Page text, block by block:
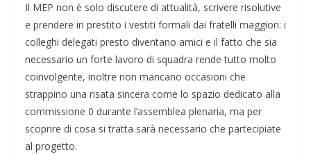
Il MEP non è solo discutere di attualità, scrivere risolutive
e prendere in prestito i vestiti formali dai fratelli maggiori: i
colleghi delegati presto diventano amici e il fatto che sia
necessario un forte lavoro di squadra rende tutto molto
coinvolgente, inoltre non mancano occasioni che
strappino una risata sincera come lo spazio dedicato alla
commissione 0 durante l’assemblea plenaria, ma per
scoprire di cosa si tratta sarà necessario che partecipiate
al progetto.